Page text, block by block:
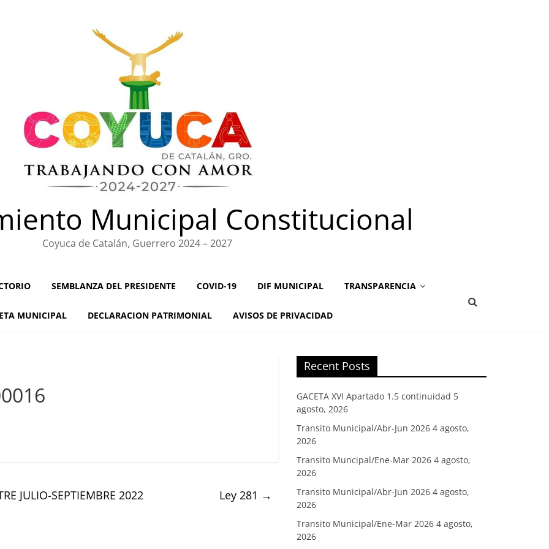
Municipal Constitucional
Coyuca de Catalán, Guerrero 2024 – 2027
SEMBLANZA DEL PRESIDENTE COVID-19 DIF MUNICIPAL TRANSPARENCIA
MUNICIPAL DECLARACION PATRIMONIAL AVISOS DE PRIVACIDAD
JULIO-SEPTIEMBRE 2022 Ley 281 →
Recent Posts
GACETA XVI Apartado 1.5 continuidad 5
agosto, 2026
Transito Municipal/Abr-Jun 2026 4 agosto,
2026
Transito Muncipal/Ene-Mar 2026 4 agosto,
2026
Transito Municipal/Abr-Jun 2026 4 agosto,
2026
Transito Municipal/Ene-Mar 2026 4 agosto,
2026